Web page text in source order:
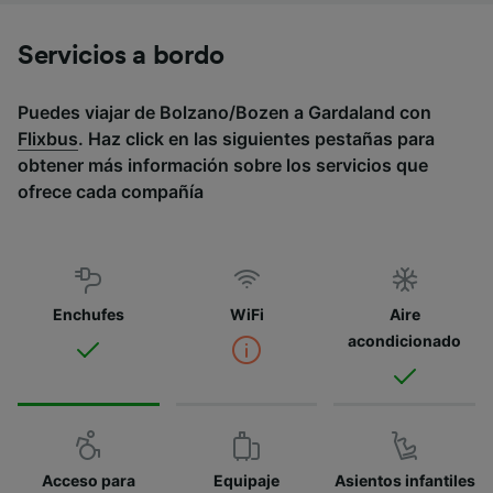
Servicios a bordo
Puedes viajar de Bolzano/Bozen a Gardaland con
Flixbus. Haz click en las siguientes pestañas para
obtener más información sobre los servicios que
ofrece cada compañía
Enchufes WiFi
Aire
acondicionado
Acceso para Equipaje Asientos infantiles